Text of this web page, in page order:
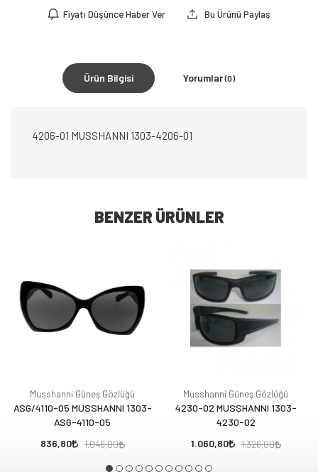
Fiyatı Düşünce Haber Ver Bu Ürünü Paylaş
Ürün Bilgisi Yorumlar(0)
4206-01 MUSSHANNI 1303-4206-01
BENZER ÜRÜNLER
Musshanni Güneş Gözlüğü
ASG/4110-05 MUSSHANNI 1303-
ASG-4110-05
836,80
1.046,00
Musshanni Güneş Gözlüğü
4230-02 MUSSHANNI 1303-
4230-02
1.060,80
1.326,00